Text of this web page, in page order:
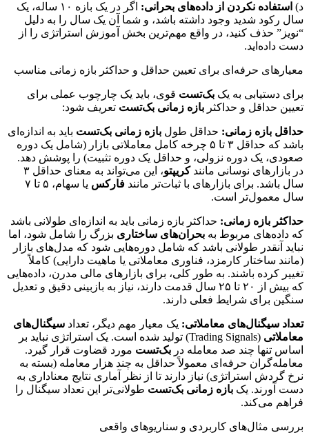
د) استفاده نکردن از داده‌های بحرانی:
اگر در یک بازه ۱۰ ساله، یک
سال رکود شدید وجود داشته باشد، و شما آن یک سال را به دلیل
“نویز” حذف کنید، در واقع مهم‌ترین بخش آموزش استراتژی را از
دست داده‌اید.
معیارهای حرفه‌ای برای تعیین حداقل و حداکثر بازه زمانی مناسب
برای دستیابی به یک بک‌تست قوی، باید یک چارچوب عملی برای
تعیین حداقل و حداکثر بازه زمانی بک‌تست تعریف شود:
حداقل بازه زمانی: حداقل طول بازه زمانی بک‌تست باید به اندازه‌ای
باشد که حداقل ۳ تا ۵ چرخه کامل معاملاتی بازار (شامل یک دوره
صعودی، یک دوره نزولی، و حداقل یک دوره تثبیت) را پوشش دهد.
در بازارهای نوسانی مانندکریپتو
، این می‌تواند به معنای حداقل ۳
سال باشد. برای بازارهای با ثبات‌تر مانند فارکس
یا سهام، ۵ تا ۷
سال معمول‌تر است.
حداکثر بازه زمانی: حداکثر بازه زمانی باید به اندازه‌ای طولانی باشد
که داده‌های مربوط به بحران‌های ساختاری بزرگ را شامل شود، اما
نباید آنقدر طولانی باشد که شامل دوره‌هایی شود که مدل‌های بازار
(مانند ساختار کارمزد، فناوری معاملاتی یا ماهیت دارایی) کاملاً
تغییر کرده باشند. به طور کلی، برای بازارهای مالی مدرن، داده‌هایی
که بیش از ۲۰ تا ۲۵ سال قدمت دارند، نیاز به بازبینی دقیق و تعدیل
سنگین برای شرایط فعلی دارند.
تعداد سیگنال‌های معاملاتی: یک معیار مهم دیگر، تعداد سیگنال‌های
معاملاتی
(Trading Signals) تولید شده است. یک استراتژی نباید بر
اساس تنها چند صد معامله در بک‌تست مورد قضاوت قرار گیرد.
معامله‌گران حرفه‌ای معمولاً حداقل به چند هزار معامله (بسته به
نرخ گردش استراتژی) نیاز دارند تا از نظر آماری نتایج معناداری به
دست آورند. یک بازه زمانی بک‌تست طولانی‌تر این تعداد سیگنال را
فراهم می‌کند.
بررسی مثال‌های کاربردی و سناریوهای واقعی